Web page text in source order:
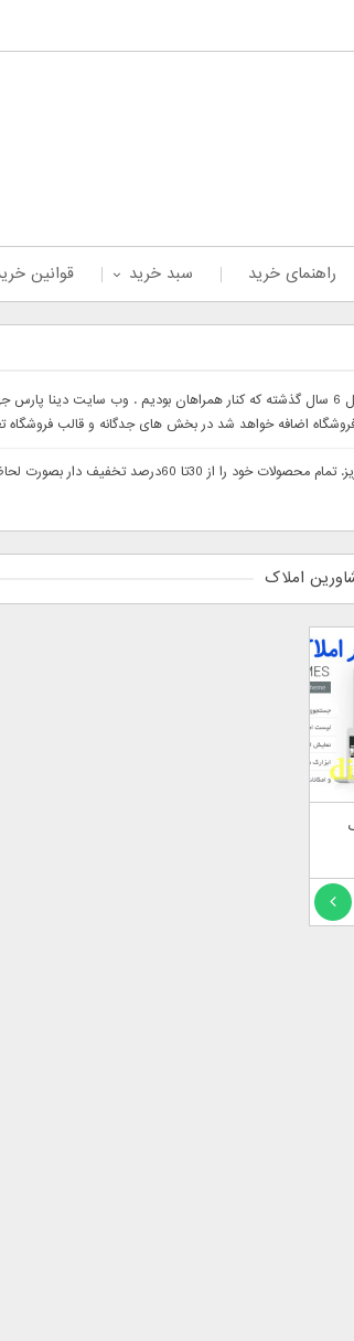
راهنمای خرید سبد خرید قوانین
با سلام خدمت همراهان عزیز با درخواست های که داشتیم در طول 6 سال گذشته که
فروشگاه اضافه خواهد شد در بخش های جدگانه و قالب فروشگاه
با سلام وب سایت دینا پارس جهت ارائه بهتر خدمات
املاک